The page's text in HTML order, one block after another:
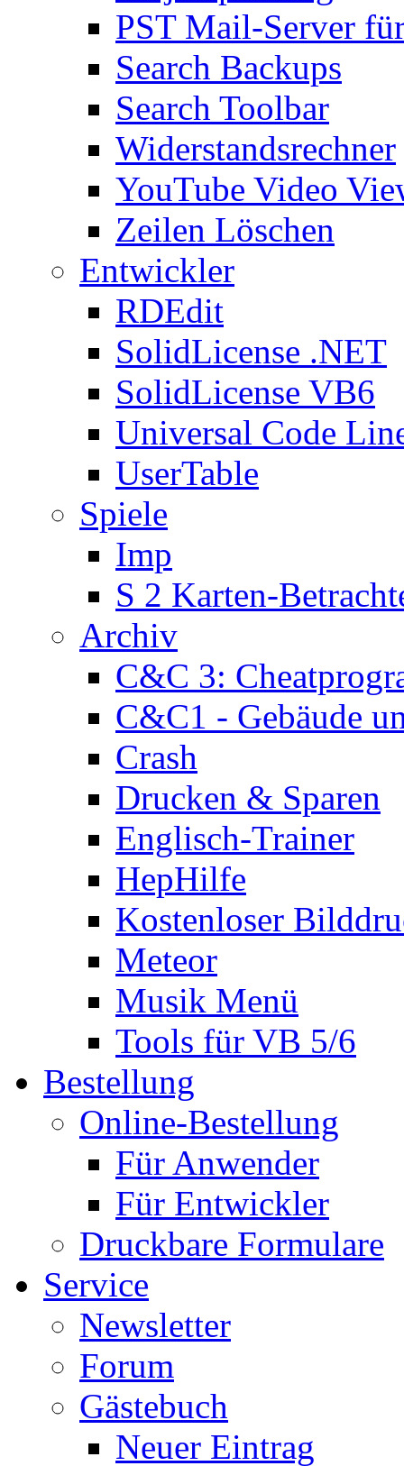
PST Mail-Server
Search Backups
Search Toolbar
Widerstandsrechner
YouTube Video
Zeilen Löschen
Entwickler
RDEdit
SolidLicense .NET
SolidLicense VB6
Universal Code
UserTable
Spiele
Imp
S 2 Karten-
Archiv
C&C 3:
C&C1 - Gebäude
Crash
Drucken & Sparen
Englisch-Trainer
HepHilfe
Kostenloser
Meteor
Musik Menü
Tools für VB 5/6
Bestellung
Online-Bestellung
Für Anwender
Für Entwickler
Druckbare Formulare
Service
Newsletter
Forum
Gästebuch
Neuer Eintrag